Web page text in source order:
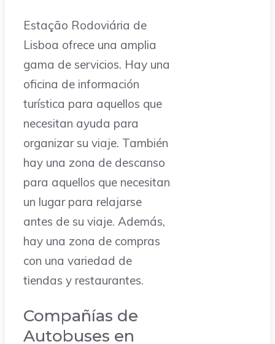
Estação Rodoviária de
Lisboa ofrece una amplia
gama de servicios. Hay una
oficina de información
turística para aquellos que
necesitan ayuda para
organizar su viaje. También
hay una zona de descanso
para aquellos que necesitan
un lugar para relajarse
antes de su viaje. Además,
hay una zona de compras
con una variedad de
tiendas y restaurantes.
Compañías de
Autobuses en